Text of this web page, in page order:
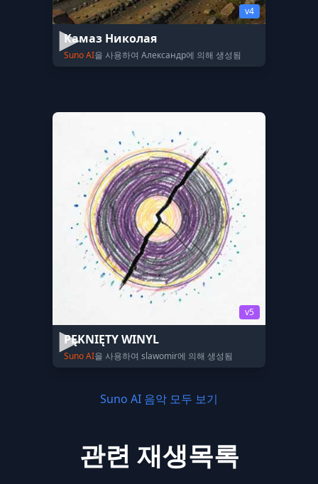
v4
Камаз Николая
Suno AI을 사용하여 Александр에 의해 생성됨
v5
PĘKNIĘTY WINYL
Suno AI을 사용하여 slawomir에 의해 생성됨
Suno AI 음악 모두 보기
관련 재생목록